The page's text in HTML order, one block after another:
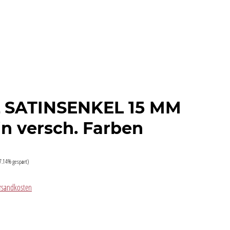
15 MM
versch. Farben
gespart)